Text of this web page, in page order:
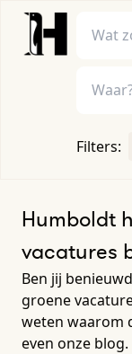
Filters:
Humboldt
vacatures
Ben jij
groene
weten waarom
even onze blog.